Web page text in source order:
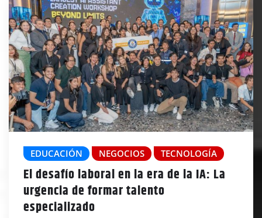
EDUCACIÓN NEGOCIOS TECNOLOGÍA
El desafío laboral en la era de la IA: La
urgencia de formar talento
especializado